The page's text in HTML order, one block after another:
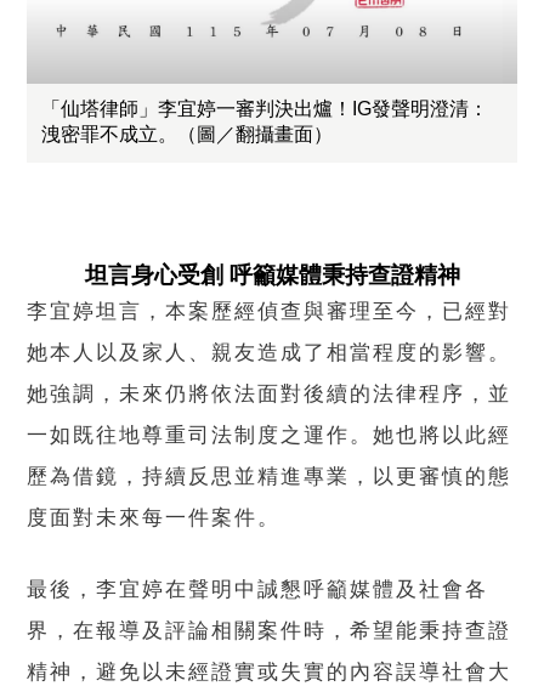
「仙塔律師」李宜婷一審判決出爐！IG發聲明澄清：
洩密罪不成立。（圖／翻攝畫面）
坦言身心受創 呼籲媒體秉持查證精神
李宜婷坦言，本案歷經偵查與審理至今，已經對
她本人以及家人、親友造成了相當程度的影響。
她強調，未來仍將依法面對後續的法律程序，並
一如既往地尊重司法制度之運作。她也將以此經
歷為借鏡，持續反思並精進專業，以更審慎的態
度面對未來每一件案件。
最後，李宜婷在聲明中誠懇呼籲媒體及社會各
界，在報導及評論相關案件時，希望能秉持查證
精神，避免以未經證實或失實的內容誤導社會大